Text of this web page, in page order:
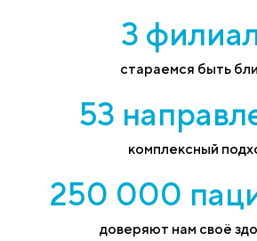
3
стараемся быть
53
комплексный
250 000
доверяют нам своё